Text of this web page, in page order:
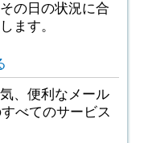
の日の状況に合
ます。
、便利なメール
べてのサービス